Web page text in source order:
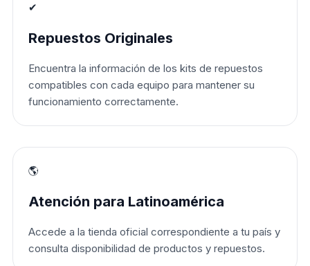
✔
Repuestos Originales
Encuentra la información de los kits de repuestos
compatibles con cada equipo para mantener su
funcionamiento correctamente.
🌎
Atención para Latinoamérica
Accede a la tienda oficial correspondiente a tu país y
consulta disponibilidad de productos y repuestos.